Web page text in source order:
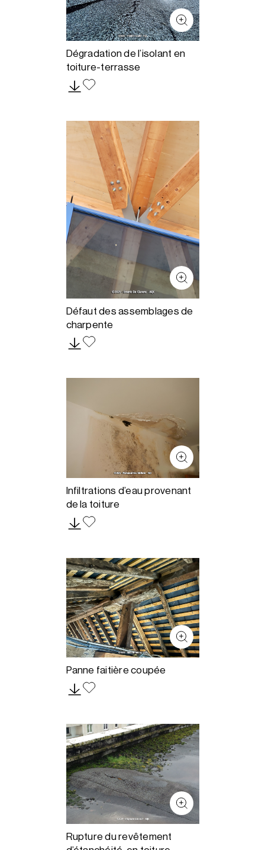
Dégradation de l’isolant en
toiture-terrasse
Défaut des assemblages de
charpente
Infiltrations d’eau provenant
de la toiture
Panne faitière coupée
Rupture du revêtement